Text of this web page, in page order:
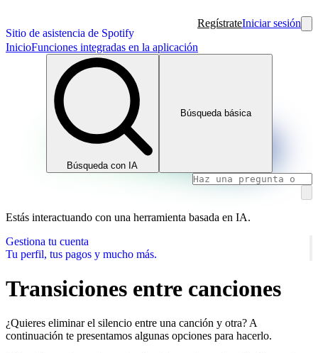
Sitio de asistencia de Spotify
RegístrateIniciar sesión
InicioFunciones integradas en la aplicación
Búsqueda con IA
Búsqueda básica
Estás interactuando con una herramienta basada en IA.
Gestiona tu cuenta
Tu perfil, tus pagos y mucho más.
Transiciones entre canciones
¿Quieres eliminar el silencio entre una canción y otra? A
continuación te presentamos algunas opciones para hacerlo.